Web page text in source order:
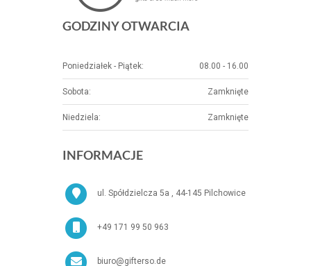
GODZINY OTWARCIA
Poniedziałek - Piątek: 08.00 - 16.00
Sobota: Zamknięte
Niedziela: Zamknięte
INFORMACJE
ul. Spółdzielcza 5a , 44-145 Pilchowice
+49 171 99 50 963
biuro@gifterso.de